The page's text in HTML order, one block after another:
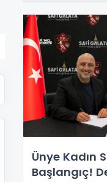
Ünye Kadın
Başlangıç!